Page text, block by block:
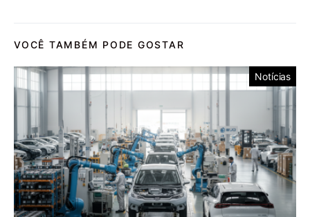
VOCÊ TAMBÉM PODE GOSTAR
Notícias